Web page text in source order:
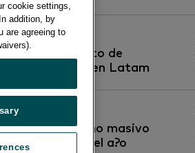
2020
de crecimiento de
ganadoras en Latam
2020
de consumo masivo
en lo que va del a?o
cookie settings,
addition, by
are agreeing to